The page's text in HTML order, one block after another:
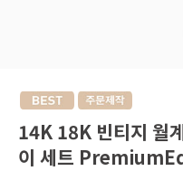
14K 18K 빈티지 월
이 세트